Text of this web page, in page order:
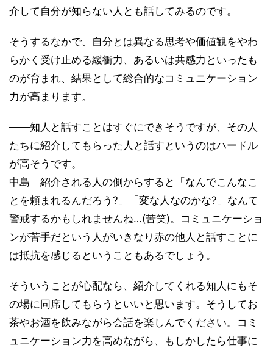
介して自分が知らない人とも話してみるのです。
そうするなかで、自分とは異なる思考や価値観をやわ
らかく受け止める緩衝力、あるいは共感力といったも
のが育まれ、結果として総合的なコミュニケーション
力が高まります。
——知人と話すことはすぐにできそうですが、その人
たちに紹介してもらった人と話すというのはハードル
が高そうです。
中島 紹介される人の側からすると「なんでこんなこ
とを頼まれるんだろう?」「変な人なのかな?」なんて
警戒するかもしれませんね…(苦笑)。コミュニケーショ
ンが苦手だという人がいきなり赤の他人と話すことに
は抵抗を感じるということもあるでしょう。
そういうことが心配なら、紹介してくれる知人にもそ
の場に同席してもらうといいと思います。そうしてお
茶やお酒を飲みながら会話を楽しんでください。コミ
ュニケーション力を高めながら、もしかしたら仕事に